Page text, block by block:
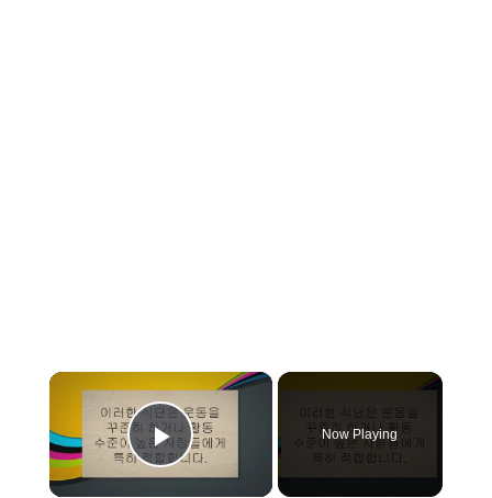
×
Play Video
Now Playing